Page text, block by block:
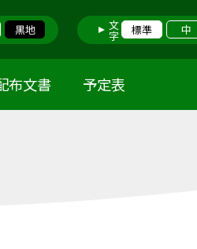
黒地 文字 標準 中
布文書 予定表